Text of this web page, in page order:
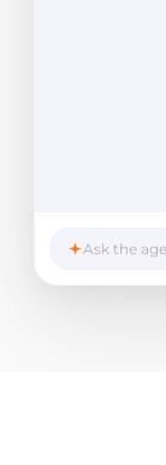
Ask the